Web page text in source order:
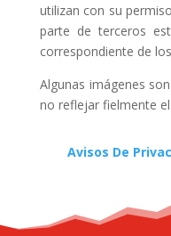
utilizan con su
parte de terceros
correspondiente de
Algunas imágenes
no reflejar fielmente
Avisos De